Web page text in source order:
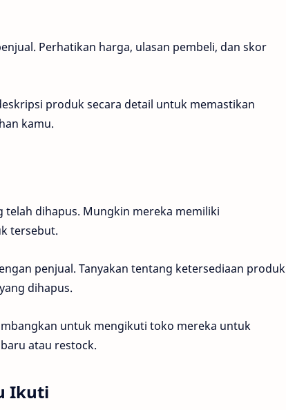
Perhatikan harga, ulasan pembeli, dan skor
produk secara detail untuk memastikan
kamu.
dihapus. Mungkin mereka memiliki
tersebut.
penjual. Tanyakan tentang ketersediaan produk
dihapus.
untuk mengikuti toko mereka untuk
atau restock.
Ikuti